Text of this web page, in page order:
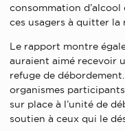
consommation
ces usagers à quitter la
Le rapport montre
auraient aimé recevoir
refuge de
organismes
sur place à l’unité de
soutien à ceux qui le